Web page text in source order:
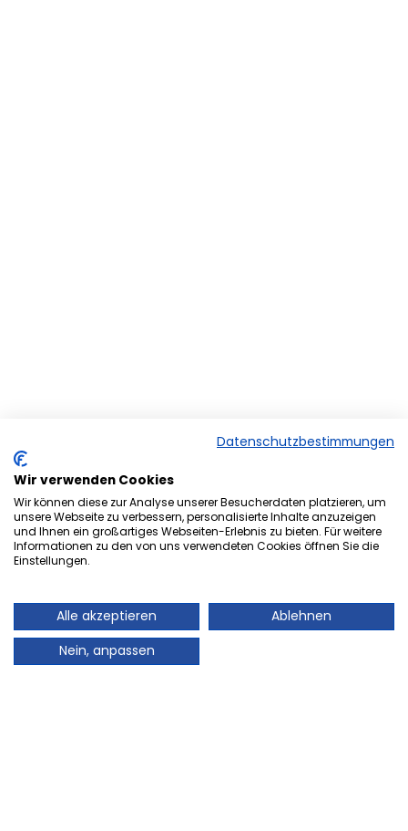
Herzlich Willkommen bei der
Onlineversion von Ihrem
Auch Ihr Stadtmagazin „es Heftche“ ®, das es
mittlerweile 28 Jahre im Landkreis Neunkirchen gibt,
Datenschutzbestimmungen
Wir verwenden Cookies
Wir können diese zur Analyse unserer Besucherdaten platzieren, um
unsere Webseite zu verbessern, personalisierte Inhalte anzuzeigen
und Ihnen ein großartiges Webseiten-Erlebnis zu bieten. Für weitere
Informationen zu den von uns verwendeten Cookies öffnen Sie die
Einstellungen.
Alle akzeptieren
Ablehnen
Nein, anpassen